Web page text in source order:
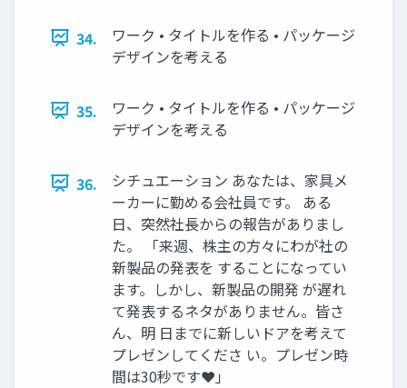
34.
ワーク • タイトルを作る • パッケージ
デザインを考える
35.
ワーク • タイトルを作る • パッケージ
デザインを考える
36.
シチュエーション あなたは、家具メ
ーカーに勤める会社員です。 ある
日、突然社長からの報告がありまし
た。 「来週、株主の方々にわが社の
新製品の発表を することになってい
ます。しかし、新製品の開発 が遅れ
て発表するネタがありません。皆さ
ん、明 日までに新しいドアを考えて
プレゼンしてくださ い。プレゼン時
間は30秒です❤」